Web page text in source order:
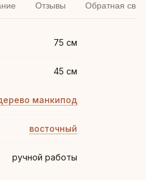
Отзывы Обратная
75 см
45 см
манкипод
восточный
ручной работы